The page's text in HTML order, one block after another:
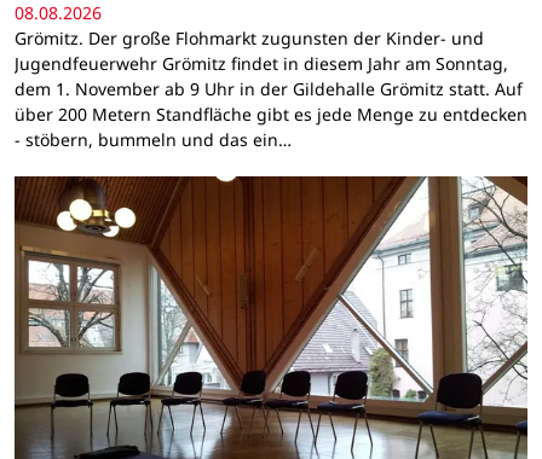
08.08.2026
Grömitz. Der große Flohmarkt zugunsten der Kinder- und
Jugendfeuerwehr Grömitz findet in diesem Jahr am Sonntag,
dem 1. November ab 9 Uhr in der Gildehalle Grömitz statt. Auf
über 200 Metern Standfläche gibt es jede Menge zu entdecken
- stöbern, bummeln und das ein…